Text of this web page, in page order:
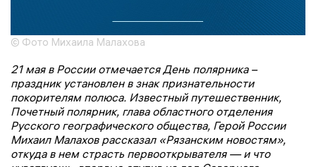
© Фото Михаила Малахова
21 мая в России отмечается День полярника –
праздник установлен в знак признательности
покорителям полюса. Известный путешественник,
Почетный полярник, глава областного отделения
Русского географического общества, Герой России
Михаил Малахов рассказал «Рязанским новостям»,
откуда в нем страсть первооткрывателя — и что